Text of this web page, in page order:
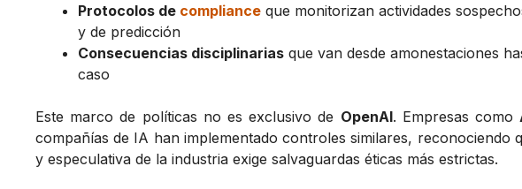
Protocolos de compliance que monitorizan actividades
y de predicción
Consecuencias disciplinarias que van desde amonestaciones
caso
Este marco de políticas no es exclusivo de OpenAI. Empresas como
compañías de IA han implementado controles similares, reconociendo
y especulativa de la industria exige salvaguardas éticas más estrictas.